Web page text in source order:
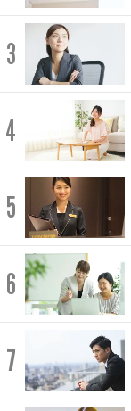
3
4
5
6
7